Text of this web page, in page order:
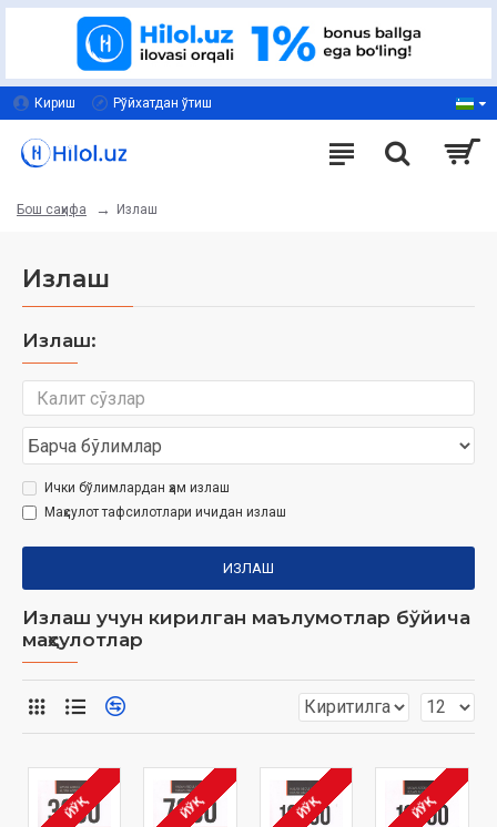
Кириш Рўйхатдан ўтиш
Бош саҳифа Излаш
Излаш
Излаш:
Ички бўлимлардан ҳам излаш
Маҳсулот тафсилотлари ичидан излаш
ИЗЛАШ
Излаш учун кирилган маълумотлар бўйича
маҳсулотлар
ЙЎҚ ЙЎҚ ЙЎҚ ЙЎҚ